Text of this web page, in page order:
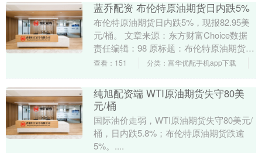
蓝乔配资 布伦特原油期货日内跌5%
布伦特原油期货日内跌5%，现报82.95美
元/桶。 文章来源：东方财富Choice数据
责任编辑：98 原标题：布伦特原油期货日
内跌5%，现报82.95美元/桶....
查看：151 分类：富华优配手机app下载
纯旭配资端 WTI原油期货失守80美
元/桶
国际油价走弱，WTI原油期货失守80美元/
桶，日内跌5.8%；布伦特原油期货跌逾
5%。....